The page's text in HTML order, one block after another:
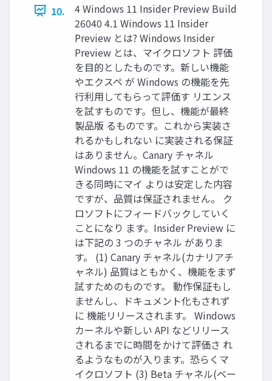
10.
4 Windows 11 Insider Preview Build
26040 4.1 Windows 11 Insider
Preview とは? Windows Insider
Preview とは、マイクロソフト 評価
を目的としたものです。新しい機能
やエクスペ が Windows の機能を先
行利用してもらって評価す リエンス
を試すものです。但し、機能が最終
製品版 るものです。これから実装さ
れるかもしれない に実装される保証
はありません。Canary チャネル
Windows 11 の機能を試すことがで
きる同時にマイ よりは安定した内容
ですが、品質は保証されません。 ク
ロソフトにフィードバックしていく
ことになり ます。Insider Preview に
は下記の 3 つのチャネル がありま
す。 (1) Canary チャネル(カナリアチ
ャネル) 品質はともかく、機能をまず
試すためのものです。 動作保証もし
ませんし、ドキュメント化もされず
に 機能リリースされます。 Windows
カーネルや新しい API などリリース
されるまでに時間をかけて評価さ れ
るようなものが入ります。恐らくマ
イクロソフト (3) Beta チャネル(ベー